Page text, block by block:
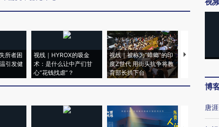
所者困
引发健
视线｜HYROX的吸金
术：是什么让中产们甘
心“花钱找虐”？
视线｜被称为“蟑螂”的印
度Z世代 用街头抗争将教
育部长拱下台
视线｜“入侵
博
唐涯